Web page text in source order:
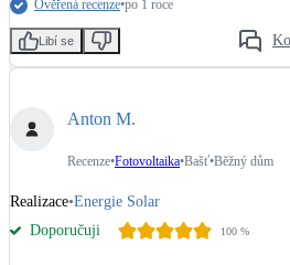
Ověřená recenze•po 1 roce
Libí se
Anton M.
Recenze•Fotovoltaika•Bašť•Běžný dům
Realizace•Energie Solar
Doporučuji
100 %